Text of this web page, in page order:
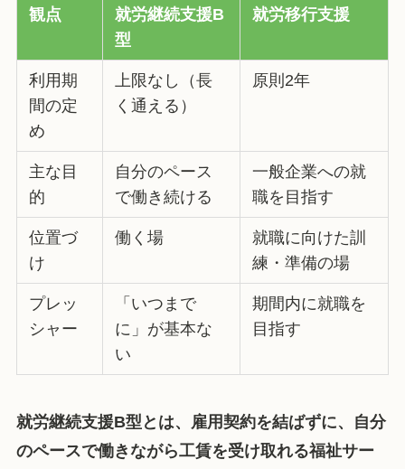
観点
就労継続支援B
型
就労移行支援
利用期
間の定
め
上限なし（長
く通える）
原則2年
主な目
的
自分のペース
で働き続ける
一般企業への就
職を目指す
位置づ
け
働く場
就職に向けた訓
練・準備の場
プレッ
シャー
「いつまで
に」が基本な
い
期間内に就職を
目指す
就労継続支援B型とは、雇用契約を結ばずに、自分
のペースで働きながら工賃を受け取れる福祉サー